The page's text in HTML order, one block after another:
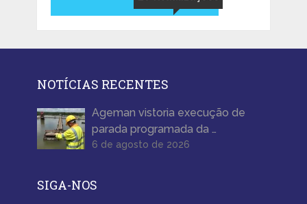
NOTÍCIAS RECENTES
Ageman vistoria execução de
parada programada da …
6 de agosto de 2026
SIGA-NOS